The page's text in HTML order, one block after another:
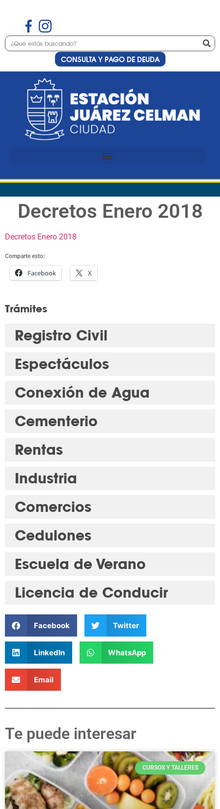
CONSULTA Y PAGO DE DEUDA
Decretos Enero 2018
Decretos Enero 2018
Comparte esto:
Facebook X
Trámites
Registro Civil
Espectáculos
Conexión de Agua
Cementerio
Rentas
Industria
Comercios
Cedulones
Escuela de Verano
Licencia de Conducir
Facebook Twitter
LinkedIn WhatsApp
Email
Te puede interesar
CURSOS Y TALLERES